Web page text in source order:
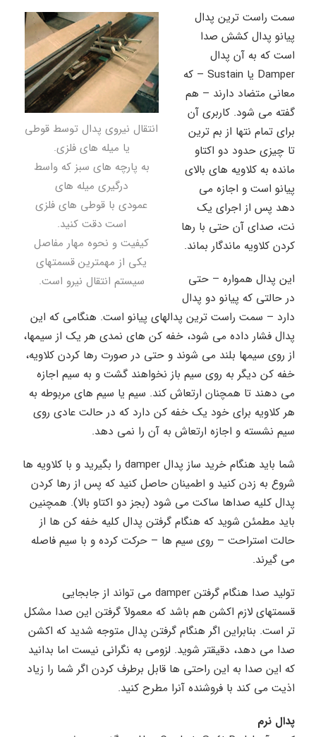
انتقال نیروی پدال توسط قوطی
یا میله های فلزی.
به پارچه های سبز که واسط
درگیری میله های
عمودی با قوطی های فلزی
است دقت کنید.
کیفیت و نحوه مهار مفاصل
یکی از مهمترین قسمتهای
سیستم انتقال نیرو است.
سمت راست ترین پدال
پیانو پدال کشش صدا
است که به آن پدال
Damper یا Sustain – که
معانی متضاد دارند – هم
گفته می شود. کاربری آن
برای تمام نتها از بم ترین
تا چیزی حدود دو اکتاو
مانده به کلاویه های بالای
پیانو است و اجازه می
دهد پس از اجرای یک
نت، صدای آن حتی با رها
کردن کلاویه ماندگار بماند.
این پدال همواره – حتی
در حالتی که پیانو دو پدال
دارد – سمت راست ترین پدالهای پیانو است. هنگامی که این
پدال فشار داده می شود، خفه کن های نمدی هر یک از سیمها،
از روی سیمها بلند می شوند و حتی در صورت رها کردن کلاویه،
خفه کن دیگر به روی سیم باز نخواهند گشت و به سیم اجازه
می دهند تا همچنان ارتعاش کند. سیم یا سیم های مربوطه به
هر کلاویه برای خود یک خفه کن دارد که در حالت عادی روی
سیم نشسته و اجازه ارتعاش به آن را نمی دهد.
شما باید هنگام خرید ساز پدال damper را بگیرید و با کلاویه ها
شروع به زدن کنید و اطمینان حاصل کنید که پس از رها کردن
پدال کلیه صداها ساکت می شود (بجز دو اکتاو بالا). همچنین
باید مطمئن شوید که هنگام گرفتن پدال کلیه خفه کن ها از
حالت استراحت – روی سیم ها – حرکت کرده و با سیم فاصله
می گیرند.
تولید صدا هنگام گرفتن damper می تواند از جابجایی
قسمتهای لازم اکشن هم باشد که معمولآ گرفتن این صدا مشکل
تر است. بنابراین اگر هنگام گرفتن پدال متوجه شدید که اکشن
صدا می دهد، دقیقتر شوید. لزومی به نگرانی نیست اما بدانید
که این صدا به این راحتی ها قابل برطرف کردن اگر شما را زیاد
اذیت می کند با فروشنده آنرا مطرح کنید.
پدال نرم